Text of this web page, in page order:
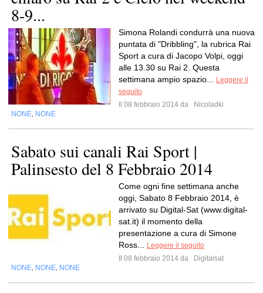
8-9...
Simona Rolandi condurrà una nuova
puntata di "Dribbling", la rubrica Rai
Sport a cura di Jacopo Volpi, oggi
alle 13.30 su Rai 2. Questa
settimana ampio spazio...
Leggere il
seguito
Il 08 febbraio 2014 da
Nicoladki
NONE NONE
Sabato sui canali Rai Sport |
Palinsesto del 8 Febbraio 2014
Come ogni fine settimana anche
oggi, Sabato 8 Febbraio 2014, è
arrivato su Digital-Sat (www.digital-
sat.it) il momento della
presentazione a cura di Simone
Ross...
Leggere il seguito
Il 08 febbraio 2014 da
Digitalsat
NONE NONE NONE